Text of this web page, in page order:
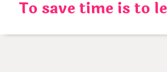
content
To save time is to